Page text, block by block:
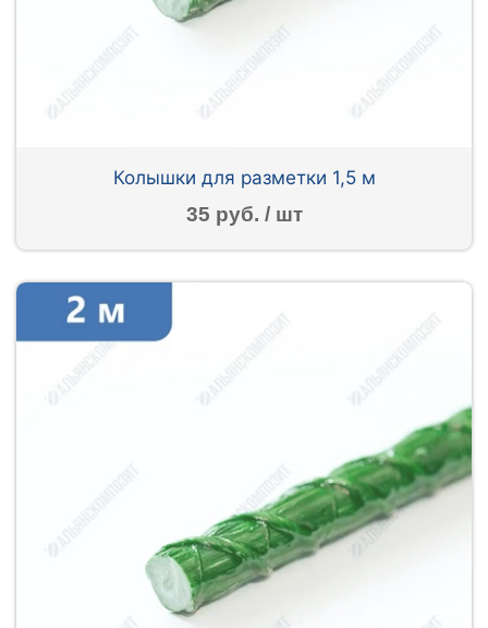
Колышки для разметки 1,5 м
35 руб. / шт